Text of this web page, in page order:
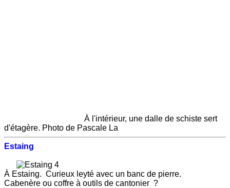
À l'intérieur, une dalle de schiste sert
d'étagère. Photo de Pascale La
Estaing
À Estaing. Curieux leyté avec un banc de pierre.
Cabenère ou coffre à outils de cantonier ?